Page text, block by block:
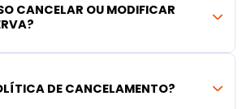
CANCELAR OU MODIFICAR
DE CANCELAMENTO?